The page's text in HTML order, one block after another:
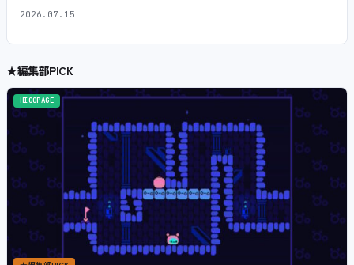
2026.07.15
★編集部PICK
HIGOPAGE